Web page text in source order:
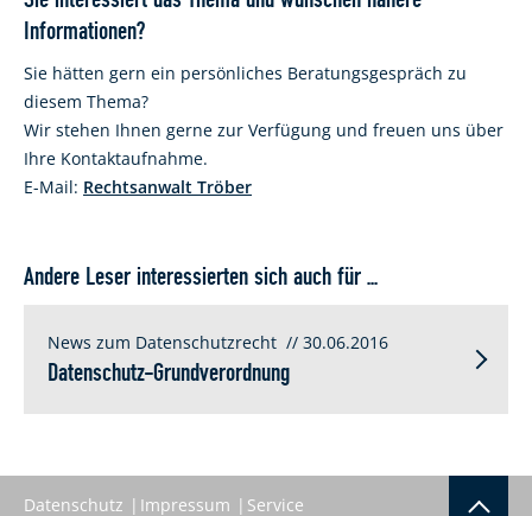
Informationen?
Sie hätten gern ein persönliches Beratungsgespräch zu
diesem Thema?
Wir stehen Ihnen gerne zur Verfügung und freuen uns über
Ihre Kontaktaufnahme.
E-Mail: Rechtsanwalt Tröber
Andere Leser interessierten sich auch für ...
News zum Datenschutzrecht // 30.06.2016
Datenschutz-Grundverordnung
Datenschutz Impressum Service